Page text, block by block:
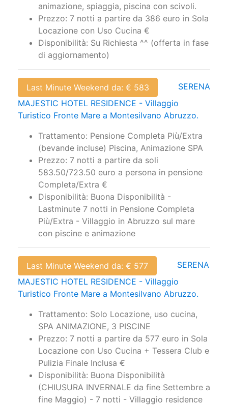
animazione, spiaggia, piscina con scivoli.
Prezzo: 7 notti a partire da 386 euro in Sola
Locazione con Uso Cucina €
Disponibilità: Su Richiesta ^^ (offerta in fase
di aggiornamento)
Last Minute Weekend da: € 583
SERENA
MAJESTIC HOTEL RESIDENCE - Villaggio
Turistico Fronte Mare a Montesilvano Abruzzo.
Trattamento: Pensione Completa Più/Extra
(bevande incluse) Piscina, Animazione SPA
Prezzo: 7 notti a partire da soli
583.50/723.50 euro a persona in pensione
Completa/Extra €
Disponibilità: Buona Disponibilità -
Lastminute 7 notti in Pensione Completa
Più/Extra - Villaggio in Abruzzo sul mare
con piscine e animazione
Last Minute Weekend da: € 577
SERENA
MAJESTIC HOTEL RESIDENCE - Villaggio
Turistico Fronte Mare a Montesilvano Abruzzo.
Trattamento: Solo Locazione, uso cucina,
SPA ANIMAZIONE, 3 PISCINE
Prezzo: 7 notti a partire da 577 euro in Sola
Locazione con Uso Cucina + Tessera Club e
Pulizia Finale Inclusa €
Disponibilità: Buona Disponibilità
(CHIUSURA INVERNALE da fine Settembre a
fine Maggio) - 7 notti - Villaggio residence